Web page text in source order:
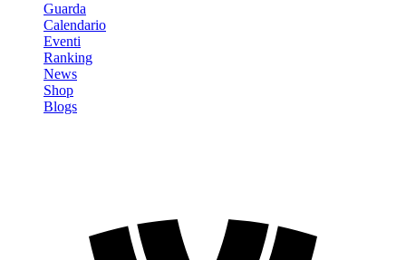
Guarda
Calendario
Eventi
Ranking
News
Shop
Blogs